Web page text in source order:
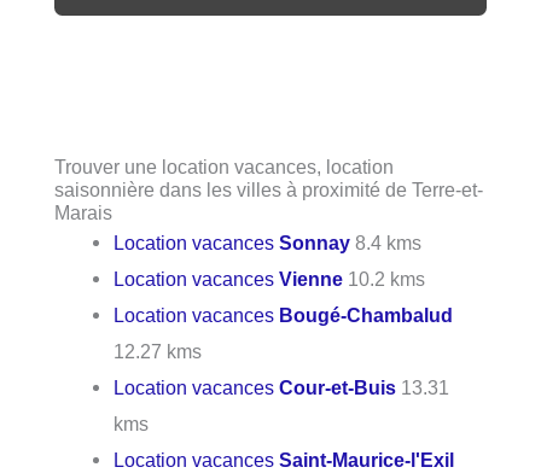
Trouver une location vacances, location
saisonnière dans les villes à proximité de Terre-et-
Marais
Location vacancesSonnay 8.4 kms
Location vacancesVienne 10.2 kms
Location vacances Bougé-Chambalud
12.27 kms
Location vacancesCour-et-Buis 13.31
kms
Location vacancesSaint-Maurice-l'Exil